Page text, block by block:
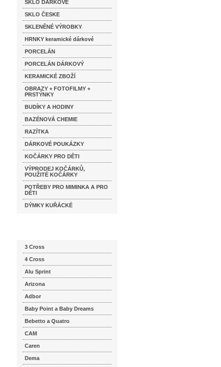
SKLO DÁRKOVÉ
SKLO ČESKE
SKLENĚNÉ VÝROBKY
HRNKY keramické dárkové
PORCELÁN
PORCELÁN DÁRKOVÝ
KERAMICKÉ ZBOŽÍ
OBRAZY + FOTOFILMY +
PRSTÝNKY
BUDÍKY A HODINY
BAZÉNOVÁ CHEMIE
RAZÍTKA
DÁRKOVÉ POUKÁZKY
KOČÁRKY PRO DĚTI
VÝPRODEJ KOČÁRKŮ,
POUŽITÉ KOČÁRKY
POTŘEBY PRO MIMINKA A PRO
DĚTI
DÝMKY KUŘÁCKÉ
3 Cross
4 Cross
Alu Sprint
Arizona
Adbor
Baby Point a Baby Dreams
Bebetto a Quatro
CAM
Caren
Dema